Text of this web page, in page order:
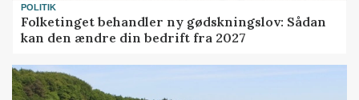
POLITIK
Folketinget behandler ny gødskningslov: Sådan
kan den ændre din bedrift fra 2027